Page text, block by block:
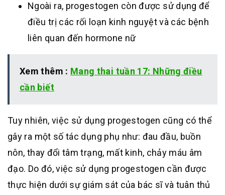
Ngoài ra, progestogen còn được sử dụng để
điều trị các rối loạn kinh nguyệt và các bệnh
liên quan đến hormone nữ
Xem thêm : Mang thai tuần 17: Những điều
cần biết
Tuy nhiên, việc sử dụng progestogen cũng có thể
gây ra một số tác dụng phụ như: đau đầu, buồn
nôn, thay đổi tâm trạng, mất kinh, chảy máu âm
đạo. Do đó, việc sử dụng progestogen cần được
thực hiện dưới sự giám sát của bác sĩ và tuân thủ